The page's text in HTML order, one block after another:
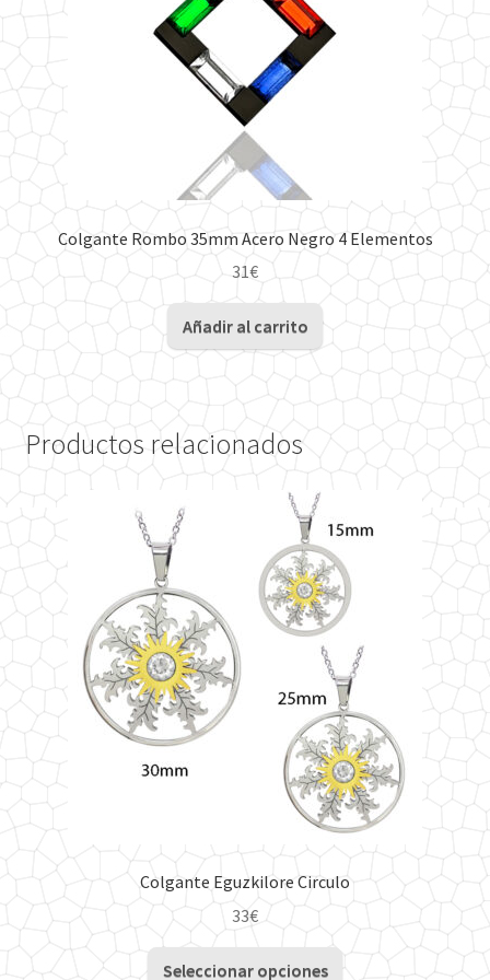
Colgante Rombo 35mm Acero Negro 4 Elementos
31€
Añadir al carrito
Productos relacionados
Colgante Eguzkilore Circulo
33€
Seleccionar opciones
Este